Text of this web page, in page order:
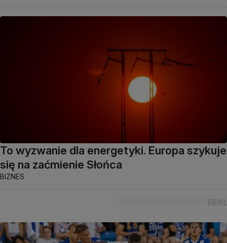
To wyzwanie dla energetyki. Europa szykuje
się na zaćmienie Słońca
BIZNES